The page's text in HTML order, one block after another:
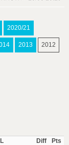
2020/21
2013 2012
L Diff
Pts